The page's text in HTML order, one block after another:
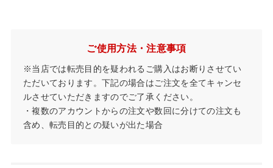
ご使用方法・注意事項
※当店では転売目的を疑われるご購入はお断りさせてい
ただいております。下記の場合はご注文を全てキャンセ
ルさせていただきますのでご了承ください。
・複数のアカウントからの注文や数回に分けての注文も
含め、転売目的との疑いが出た場合